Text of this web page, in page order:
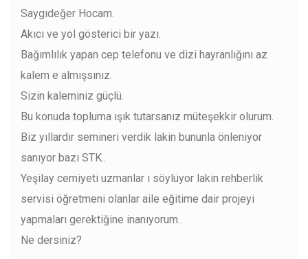
Saygıdeğer Hocam.
Akıcı ve yol gösterici bir yazı.
Bağımlılık yapan cep telefonu ve dizi hayranlığını az
kalem e almışsınız.
Sizin kaleminiz güçlü.
Bu konuda topluma ışık tutarsanız müteşekkir olurum.
Biz yıllardır semineri verdik lakin bununla önleniyor
sanıyor bazı STK..
Yeşilay cemiyeti uzmanlar ı söylüyor lakin rehberlik
servisi öğretmeni olanlar aile eğitime dair projeyi
yapmaları gerektiğine inanıyorum..
Ne dersiniz?